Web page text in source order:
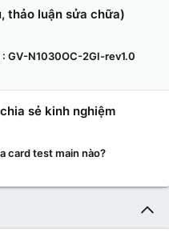
thảo luận sửa chữa)
GV-N1030OC-2GI-rev1.0
sẻ kinh nghiệm
card test main nào?